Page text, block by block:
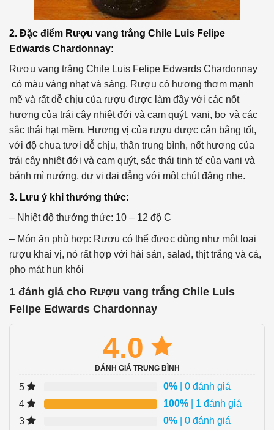
2. Đặc điểm Rượu vang trắng Chile Luis Felipe
Edwards Chardonnay:
Rượu vang trắng Chile Luis Felipe Edwards Chardonnay
có màu vàng nhạt và sáng. Rượu có hương thơm mạnh
mẽ và rất dễ chịu của rượu được làm đầy với các nốt
hương của trái cây nhiệt đới và cam quýt, vani, bơ và các
sắc thái hạt mềm. Hương vị của rượu được cân bằng tốt,
với độ chua tươi dễ chịu, thân trung bình, nốt hương của
trái cây nhiệt đới và cam quýt, sắc thái tinh tế của vani và
bánh mì nướng, dư vị dai dẳng với một chút đắng nhẹ.
3. Lưu ý khi thưởng thức:
– Nhiệt độ thưởng thức: 10 – 12 độ C
– Món ăn phù hợp: Rượu có thể được dùng như một loại
rượu khai vị, nó rất hợp với hải sản, salad, thịt trắng và cá,
pho mát hun khói
1 đánh giá cho Rượu vang trắng Chile Luis
Felipe Edwards Chardonnay
4.0
ĐÁNH GIÁ TRUNG BÌNH
5 0% | 0 đánh giá
4
100% | 1 đánh giá
3
0% | 0 đánh giá